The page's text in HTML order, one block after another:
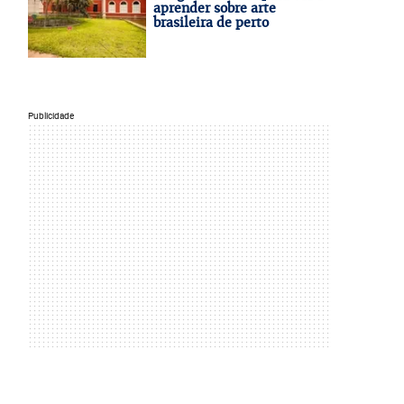
aprender sobre arte
brasileira de perto
Publicidade